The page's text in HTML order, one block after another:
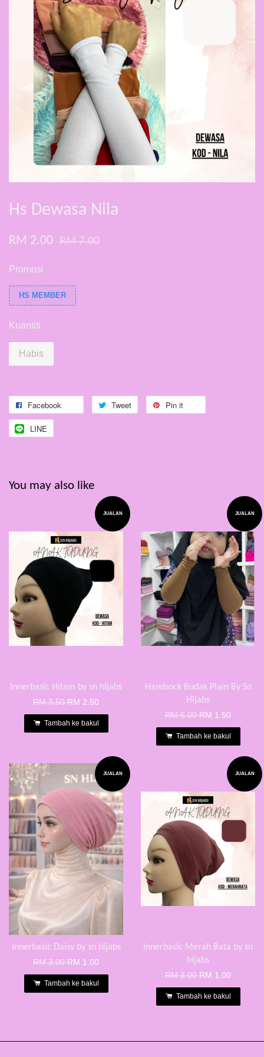
Hs Dewasa Nila
RM 2.00 RM 7.00
Promosi
HS MEMBER
Kuantiti
Habis
Facebook Tweet Pin it
LINE
You may also like
JUALAN
Innerbasic Hitam by sn hijabs
RM 3.50RM 2.50
Tambah ke bakul
JUALAN
Handsock Budak Plain By Sn
Hijabs
RM 5.00RM 1.50
Tambah ke bakul
JUALAN
Innerbasic Daisy by sn hijabs
RM 3.00RM 1.00
Tambah ke bakul
JUALAN
Innerbasic Merah Bata by sn
hijabs
RM 3.00RM 1.00
Tambah ke bakul